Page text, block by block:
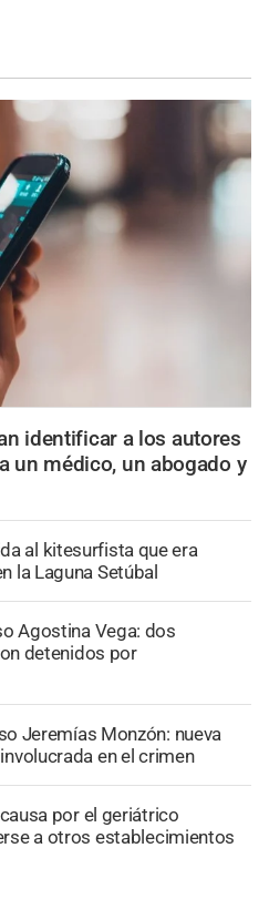
identificar a los autores
un médico, un abogado y
al kitesurfista que era
la Laguna Setúbal
Agostina Vega: dos
detenidos por
Jeremías Monzón: nueva
en el crimen
por el geriátrico
a otros establecimientos